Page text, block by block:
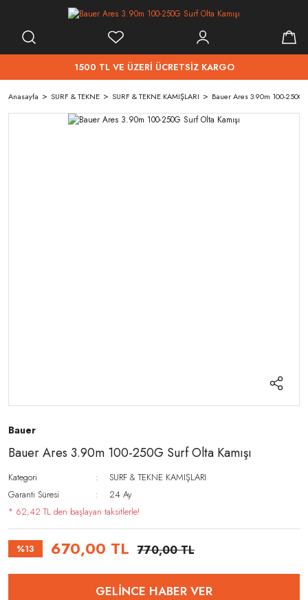
1500 TL VE ÜZERİ ÜCRETSİZ KARGO
Anasayfa SURF & TEKNE SURF & TEKNE KAMIŞLARI Bauer Ares 3.90m 100-250G
Bauer
Bauer Ares 3.90m 100-250G Surf Olta Kamışı
Kategori
SURF & TEKNE KAMIŞLARI
Garanti Süresi
24 Ay
* 62,42 TL den başlayan taksitlerle!
%13 670,00 TL 770,00 TL
GELİNCE HABER VER